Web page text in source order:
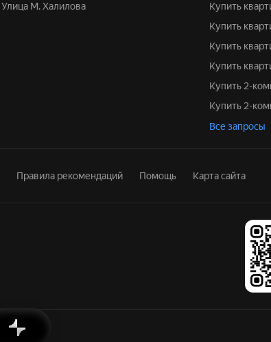
Улица М. Халилова
Купить
Купить
Купить
Купить
Купить 2-
Купить 2-
Все запросы
Правила рекомендаций Помощь Карта сайта